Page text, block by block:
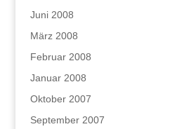
Juni 2008
März 2008
Februar 2008
Januar 2008
Oktober 2007
September 2007